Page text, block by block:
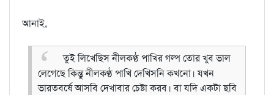
আনাই,
তুই লিখেছিস নীলকণ্ঠ পাখির গল্প তোর খুব ভাল
লেগেছে কিন্তু নীলকণ্ঠ পাখি দেখিসনি কখনো। যখন
ভারতবর্ষে আসবি দেখাবার চেষ্টা করব। বা যদি একটা ছবি